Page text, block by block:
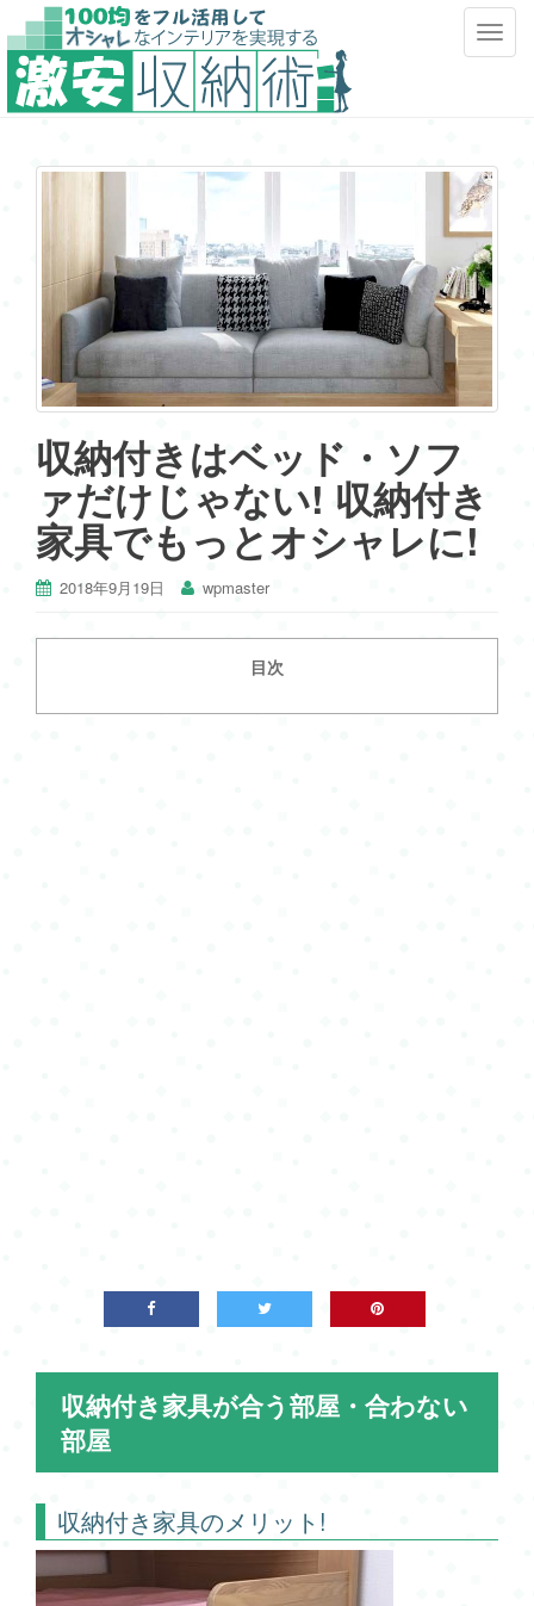
T
o
e
a
v
i
g
t
i
o
収納付きはベッド・ソフ
ァだけじゃない! 収納付き
家具でもっとオシャレに!
2018年9月19日 wpmaster
目次
収納付き家具が合う部屋・合わない
部屋
収納付き家具のメリット!